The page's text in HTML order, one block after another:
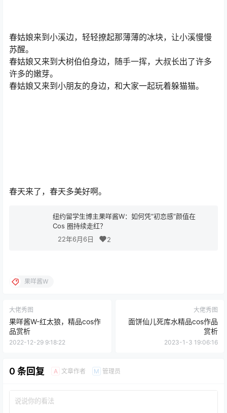
春姑娘来到小溪边，轻轻撩起那薄薄的冰块，让小溪慢慢
苏醒。
春姑娘又来到大树伯伯身边，随手一挥，大叔长出了许多
许多的嫩芽。
春姑娘又来到小朋友的身边，和大家一起玩着躲猫猫。
春天来了，春天多美好啊。
纽约留学生博主果咩酱W：如何凭“初恋感”颜值在
Cos 圈持续走红？
22年6月6日
2
果咩酱W
大佬秀图
果咩酱W-红太狼，精品cos作
品赏析
2022-12-29 9:18:22
大佬秀图
面饼仙儿死库水精品cos作品
赏析
2023-1-3 19:06:16
0 条回复 A 文章作者 M 管理员